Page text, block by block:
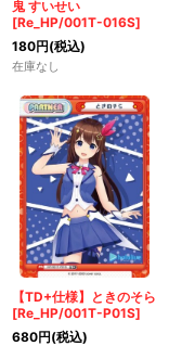
鬼 すいせい
[Re_HP/001T-016S]
180円(税込)
在庫なし
【TD+仕様】ときのそら
[Re_HP/001T-P01S]
680円(税込)